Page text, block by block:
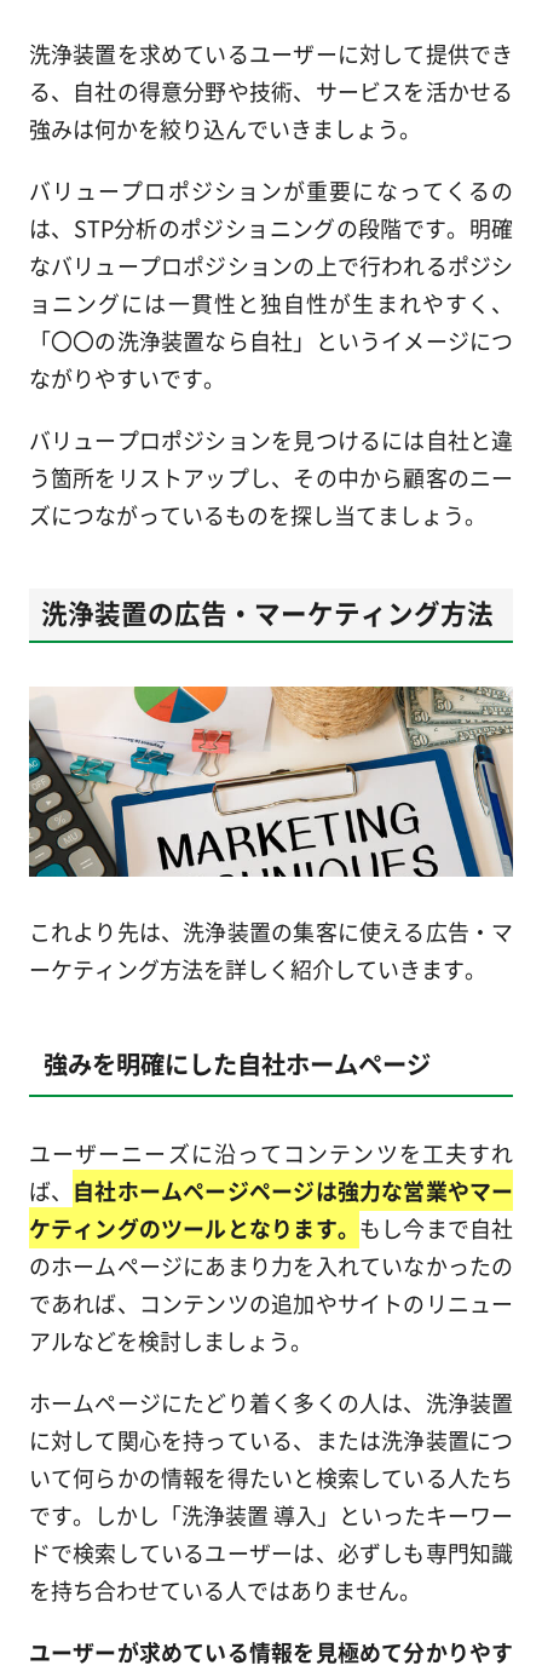
洗浄装置を求めているユーザーに対して提供でき
る、自社の得意分野や技術、サービスを活かせる
強みは何かを絞り込んでいきましょう。
バリュープロポジションが重要になってくるの
は、STP分析のポジショニングの段階です。明確
なバリュープロポジションの上で行われるポジシ
ョニングには一貫性と独自性が生まれやすく、
「〇〇の洗浄装置なら自社」というイメージにつ
ながりやすいです。
バリュープロポジションを見つけるには自社と違
う箇所をリストアップし、その中から顧客のニー
ズにつながっているものを探し当てましょう。
洗浄装置の広告・マーケティング方法
これより先は、洗浄装置の集客に使える広告・マ
ーケティング方法を詳しく紹介していきます。
強みを明確にした自社ホームページ
ユーザーニーズに沿ってコンテンツを工夫すれ
ば、 自社ホームページページは強力な営業やマー
ケティングのツールとなります。 もし今まで自社
のホームページにあまり力を入れていなかったの
であれば、コンテンツの追加やサイトのリニュー
アルなどを検討しましょう。
ホームページにたどり着く多くの人は、洗浄装置
に対して関心を持っている、または洗浄装置につ
いて何らかの情報を得たいと検索している人たち
です。しかし「洗浄装置 導入」といったキーワー
ドで検索しているユーザーは、必ずしも専門知識
を持ち合わせている人ではありません。
ユーザーが求めている情報を見極めて分かりやす